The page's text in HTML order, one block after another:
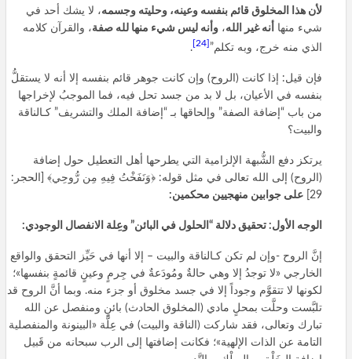
لأن هذا المخلوق قائم بنفسه وعينه، وحليته وجسمه، لا يشك أحد في
شيء منها
أنه غير الله، وأنه ليس شيء منها لله صفة، والقرآن كلامه
الذي منه خرج، وبه تكلم”
.
فإن قيل: إذا كانت (الروح) وإن كانت جوهر قائم بنفسه إلا أنه لا يستقلُّ
بنفسه في الأعيان، بل لا بد من جسد تحل فيه، فما الموجبُ لإخراجها
من باب “إضافة الصفة” وإلحاقها بـ “إضافة الملك والتشريف” كـالناقة
والبيت؟
يرتكز دفع الشُّبهة الإلزامية التي يطرحها أهل التعطيل حول إضافة
(الروح) إلى الله تعالى في مثل قوله: ﴿وَنَفَخْتُ فِيهِ مِن رُّوحِي﴾ [الحجر:
29]
على جوابين منهجيين محكمين:
الوجه الأول: تحقيق دلالة “الحلول في البائن” وعِلة الانفصال الوجودي:
إنَّ الروح -وإن لم تكن كـالناقة والبيت – إلا أنها في حَيِّز التحقق والواقع
الخارجي «لا توجدُ إلا وهي حالةٌ ومُودَعةٌ في جِرمٍ وعينٍ قائمةٍ بنفسها»؛
لكونها لا تتقوَّم وجوداً إلا في جسد مخلوق أو جزء منه. وبما أنَّ الروح قد
تلبَّست وحلَّت بمحلٍ مادي (المخلوق الحادث) بائنٍ ومنفصل عن الله
تبارك وتعالى، فقد شاركت (الناقة والبيت) في عِلَّة «البينونة والمنفصلية
التامة عن الذات الإلهية»؛ فكانت إضافتها إلى الرب سبحانه من قَبيل